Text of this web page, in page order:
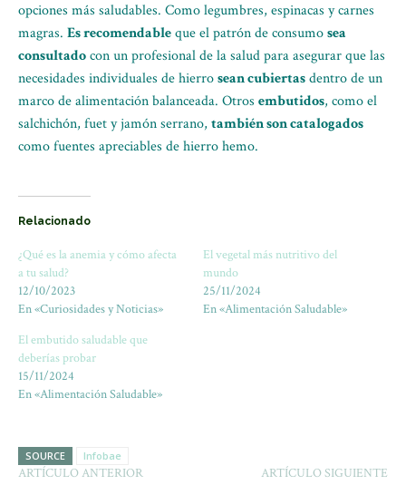
opciones más saludables. Como legumbres, espinacas y carnes
magras. Es recomendableque el patrón de consumosea
consultadocon un profesional de la salud para asegurar que las
necesidades individuales de hierrosean cubiertasdentro de un
marco de alimentación balanceada. Otros embutidos, como el
salchichón, fuet y jamón serrano, también son catalogados
como fuentes apreciables de hierro hemo.
Relacionado
¿Qué es la anemia y cómo afecta
a tu salud?
12/10/2023
En «Curiosidades y Noticias»
El vegetal más nutritivo del
mundo
25/11/2024
En «Alimentación Saludable»
El embutido saludable que
deberías probar
15/11/2024
En «Alimentación Saludable»
SOURCE Infobae
ARTÍCULO ANTERIOR ARTÍCULO SIGUIENTE